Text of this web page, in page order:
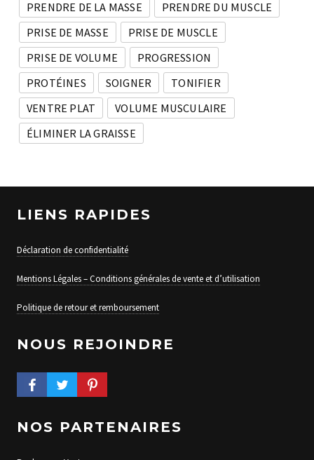
PRENDRE DE LA MASSE
PRENDRE DU MUSCLE
PRISE DE MASSE
PRISE DE MUSCLE
PRISE DE VOLUME
PROGRESSION
PROTÉINES
SOIGNER
TONIFIER
VENTRE PLAT
VOLUME MUSCULAIRE
ÉLIMINER LA GRAISSE
LIENS RAPIDES
Déclaration de confidentialité
Mentions Légales – Conditions générales de vente et d’utilisation
Politique de retour et remboursement
NOUS REJOINDRE
FACEBOOK PROFILE
TWITTER PROFILEPINTEREST PROFILE
NOS PARTENAIRES